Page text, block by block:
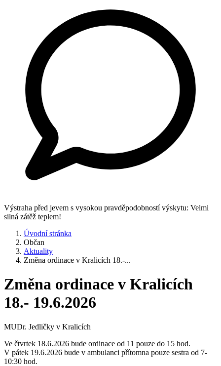
Výstraha před jevem s vysokou pravděpodobností výskytu: Velmi
silná zátěž teplem!
Úvodní stránka
Občan
Aktuality
Změna ordinace v Kralicích 18.-...
Změna ordinace v Kralicích
18.- 19.6.2026
MUDr. Jedličky v Kralicích
Ve čtvrtek 18.6.2026 bude ordinace od 11 pouze do 15 hod.
V pátek 19.6.2026 bude v ambulanci přítomna pouze sestra od 7-
10:30 hod.